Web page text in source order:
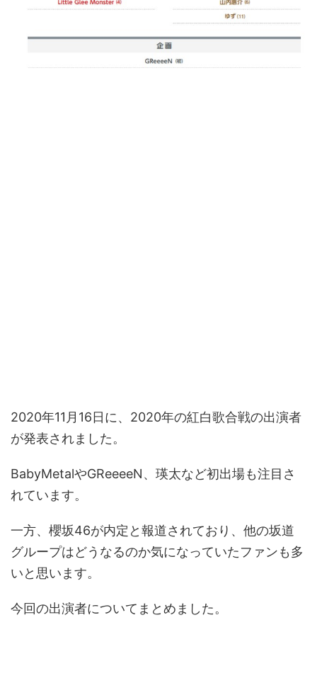
2020年11月16日に、2020年の紅白歌合戦の出演者
が発表されました。
BabyMetalやGReeeeN、瑛太など初出場も注目さ
れています。
一方、櫻坂46が内定と報道されており、他の坂道
グループはどうなるのか気になっていたファンも多
いと思います。
今回の出演者についてまとめました。